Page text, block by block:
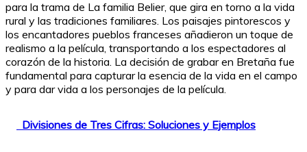
para la trama de La familia Belier, que gira en torno a la vida
rural y las tradiciones familiares. Los paisajes pintorescos y
los encantadores pueblos franceses añadieron un toque de
realismo a la película, transportando a los espectadores al
corazón de la historia. La decisión de grabar en Bretaña fue
fundamental para capturar la esencia de la vida en el campo
y para dar vida a los personajes de la película.
Divisiones de Tres Cifras: Soluciones y Ejemplos